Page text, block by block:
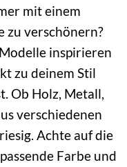
mit einem
zu verschönern?
inspirieren
zu deinem Stil
Ob Holz, Metall,
verschiedenen
Achte auf die
Farbe und